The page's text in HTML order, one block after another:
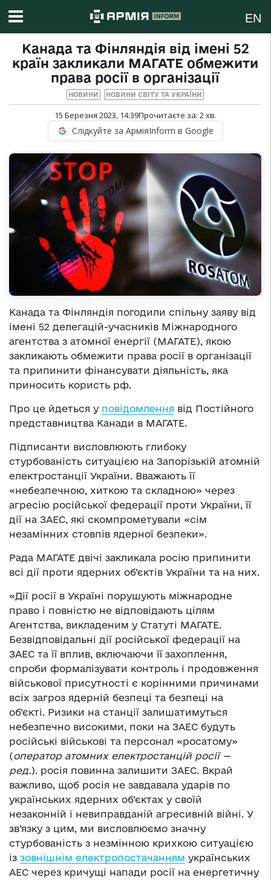
EN
Канада та Фінляндія від імені 52
країн закликали МАГАТЕ обмежити
права росії в організації
НОВИНИ НОВИНИ СВІТУ ТА УКРАЇНИ
15 Березня 2023, 14:39Прочитаєте за: 2хв.
Слідкуйте за АрміяInform в Google
Канада та Фінляндія погодили спільну заяву від
імені 52 делегацій-учасників Міжнародного
агентства з атомної енергії (МАГАТЕ), якою
закликають обмежити права росії в організації
та припинити фінансувати діяльність, яка
приносить користь рф.
Про це йдеться у повідомлення від Постійного
представництва Канади в МАГАТЕ.
Підписанти висловлюють глибоку
стурбованість ситуацією на Запорізькій атомній
електростанції України. Вважають її
«небезпечною, хиткою та складною» через
агресію російської федерації проти України, її
дії на ЗАЕС, які скомпрометували «сім
незамінних стовпів ядерної безпеки».
Рада МАГАТЕ двічі закликала росію припинити
всі дії проти ядерних об’єктів України та на них.
«Дії росії в Україні порушують міжнародне
право і повністю не відповідають цілям
Агентства, викладеним у Статуті МАГАТЕ.
Безвідповідальні дії російської федерації на
ЗАЕС та її вплив, включаючи її захоплення,
спроби формалізувати контроль і продовження
військової присутності є корінними причинами
всіх загроз ядерній безпеці та безпеці на
об’єкті. Ризики на станції залишатимуться
небезпечно високими, поки на ЗАЕС будуть
російські військові та персонал «росатому»
(оператор атомних електростанцій росії —
ред.). росія повинна залишити ЗАЕС. Вкрай
важливо, щоб росія не завдавала ударів по
українських ядерних об’єктах у своїй
незаконній і невиправданій агресивній війні. У
зв’язку з цим, ми висловлюємо значну
стурбованість з незмінною крихкою ситуацією
із зовнішнім електропостачанням українських
АЕС через кричущі напади росії на енергетичну